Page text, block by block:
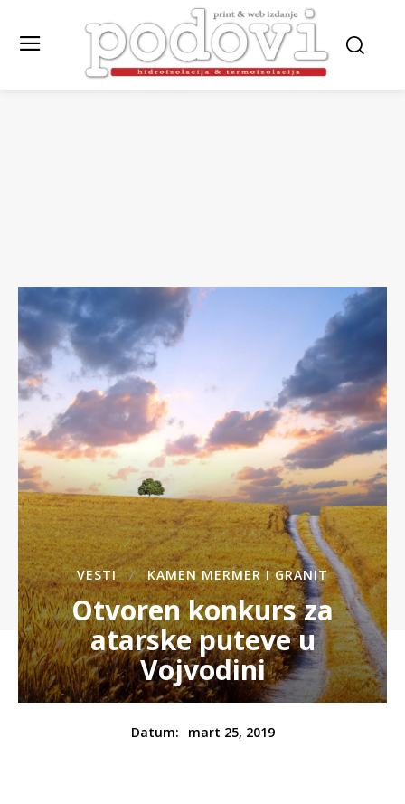
VESTI KAMEN MERMER I GRANIT
Otvoren konkurs za
atarske puteve u
Vojvodini
Datum: mart 25, 2019